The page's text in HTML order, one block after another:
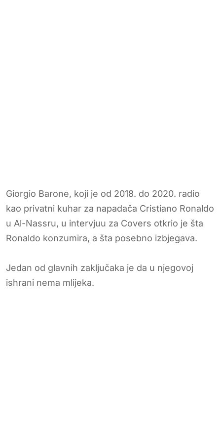
Giorgio Barone, koji je od 2018. do 2020. radio
kao privatni kuhar za napadača Cristiano Ronaldo
u Al-Nassru, u intervjuu za Covers otkrio je šta
Ronaldo konzumira, a šta posebno izbjegava.
Jedan od glavnih zaključaka je da u njegovoj
ishrani nema mlijeka.